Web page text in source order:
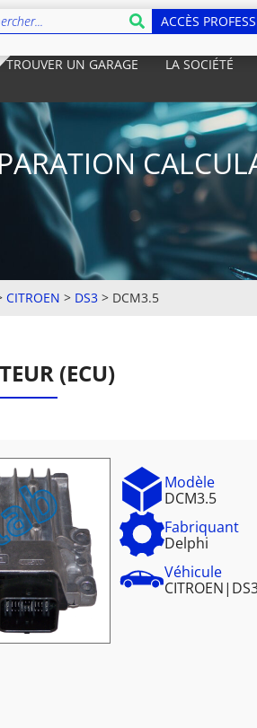
ACCÈS
TROUVER UN GARAGE LA SOCIÉTÉ
CITROEN > DS3 > DCM3.5
(ECU)
Modèle
DCM3.5
Fabriquant
Delphi
Véhicule
CITROEN|